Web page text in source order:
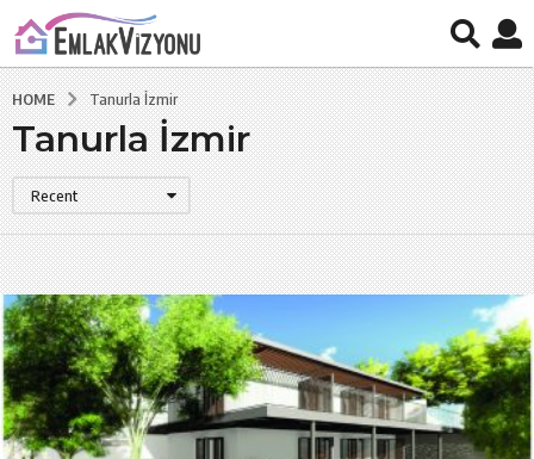
HOME Tanurla İzmir
Tanurla İzmir
Recent